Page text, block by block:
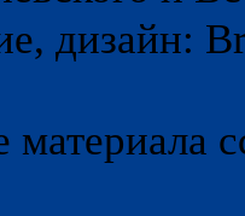
дизайн:
материала